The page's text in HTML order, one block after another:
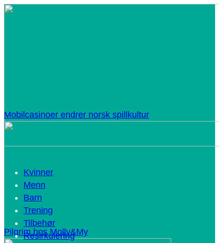
Mobilcasinoer endrer norsk spillkultur
Pilgrim hos Molly&My
Kvinner
Menn
Barn
Trening
Tilbehør
Resirkulering